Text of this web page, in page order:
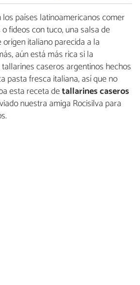
países latinoamericanos comer
fideos con tuco, una salsa de
italiano parecida a la
aún está más rica si la
caseros argentinos hechos
pasta fresca italiana, así que no
esta receta detallarines caseros
nuestra amiga Rocisilva para